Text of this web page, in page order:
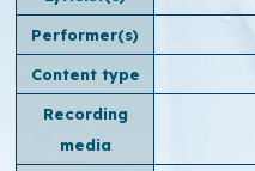
Performer(s)
Content type
Recording
media